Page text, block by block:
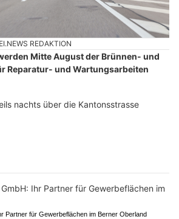
REDAKTION
Mitte August der Brünnen- und
Reparatur- und Wartungsarbeiten
nachts über die Kantonsstrasse
Partner für Gewerbeflächen im Berner Oberland